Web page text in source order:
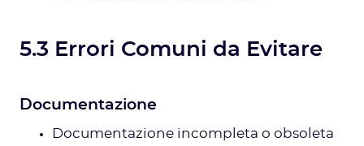
5.3 Errori Comuni da Evitare
Documentazione
Documentazione incompleta o obsoleta